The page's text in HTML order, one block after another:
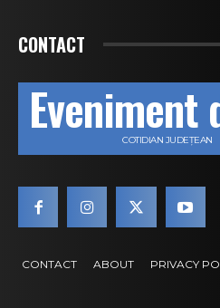
CONTACT
Eveniment
COTIDIAN JUDEȚEAN
CONTACT ABOUT PRIVACY